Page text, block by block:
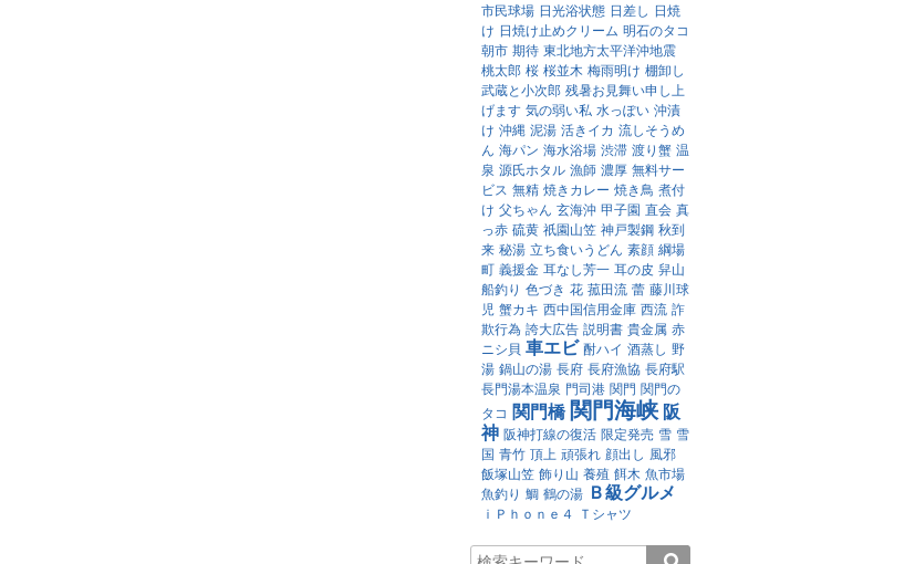
市民球場 日光浴状態 日差し 日焼
け 日焼け止めクリーム 明石のタコ
朝市 期待 東北地方太平洋沖地震
桃太郎 桜 桜並木 梅雨明け 棚卸し
武蔵と小次郎 残暑お見舞い申し上
げます 気の弱い私 水っぽい 沖漬
け 沖縄 泥湯 活きイカ 流しそうめ
ん 海パン 海水浴場 渋滞 渡り蟹 温
泉 源氏ホタル 漁師 濃厚 無料サー
ビス 無精 焼きカレー 焼き鳥 煮付
け 父ちゃん 玄海沖 甲子園 直会 真
っ赤 硫黄 祇園山笠 神戸製鋼 秋到
来 秘湯 立ち食いうどん 素顔 綱場
町 義援金 耳なし芳一 耳の皮 舁山
船釣り 色づき 花 菰田流 蕾 藤川球
児 蟹カキ 西中国信用金庫 西流 詐
欺行為 誇大広告 説明書 貴金属 赤
ニシ貝 車エビ 酎ハイ 酒蒸し 野
湯 鍋山の湯 長府 長府漁協 長府駅
長門湯本温泉 門司港 関門 関門の
タコ 関門橋 関門海峡 阪
神 阪神打線の復活 限定発売 雪 雪
国 青竹 頂上 頑張れ 顔出し 風邪
飯塚山笠 飾り山 養殖 餌木 魚市場
魚釣り 鯛 鶴の湯 Ｂ級グルメ
ｉＰｈｏｎｅ４ Ｔシャツ